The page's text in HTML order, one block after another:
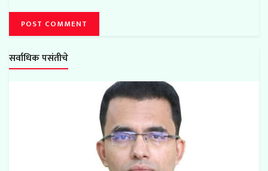
सर्वाधिक पसंतीचे